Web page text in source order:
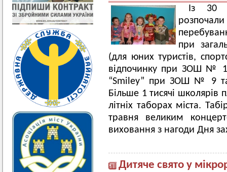
Із 30
при
(для юних туристів,
відпочинку при ЗОШ №
“Smilеy” при ЗОШ № 9
Більше 1 тисячі школярів
літніх таборах міста.
травня великим
виховання з нагоди Дня
Дитяче свято у